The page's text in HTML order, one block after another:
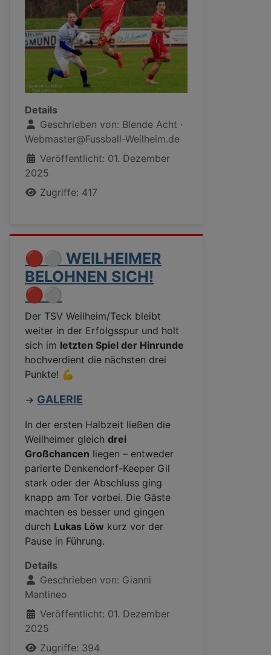
Details
Geschrieben von: Blende Acht ·
Webmaster@Fussball-Weilheim.de
Veröffentlicht: 01. Dezember
2025
Zugriffe: 417
🔴⚪ WEILHEIMER
BELOHNEN SICH!
🔴⚪
Der TSV Weilheim/Teck bleibt
weiter in der Erfolgsspur und holt
sich im letzten Spiel der Hinrunde
hochverdient die nächsten drei
Punkte! 💪
-> GALERIE
In der ersten Halbzeit ließen die
Weilheimer gleich drei
Großchancen liegen – entweder
parierte Denkendorf-Keeper Gil
stark oder der Abschluss ging
knapp am Tor vorbei. Die Gäste
machten es besser und gingen
durch Lukas Löw kurz vor der
Pause in Führung.
Details
Geschrieben von: Gianni
Mantineo
Veröffentlicht: 01. Dezember
2025
Zugriffe: 394